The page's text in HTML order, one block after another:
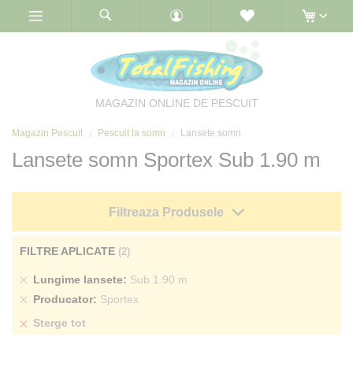
MAGAZIN ONLINE DE PESCUIT
Magazin Pescuit Pescuit la somn Lansete somn
Lansete somn Sportex Sub 1.90 m
Filtreaza Produsele
FILTRE APLICATE
Lungime lansete Sub 1.90 m
Sterge
produs
Producator Sportex
Sterge
Sterge tot